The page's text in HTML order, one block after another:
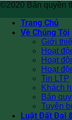
©2020 Bản quyền
Trang Chủ
Về Chúng Tôi
Giới
Hoạt
Hoạt
Hoạt
Tin LTP
Khách
Bản
Tuyên
Luật Đất Đai